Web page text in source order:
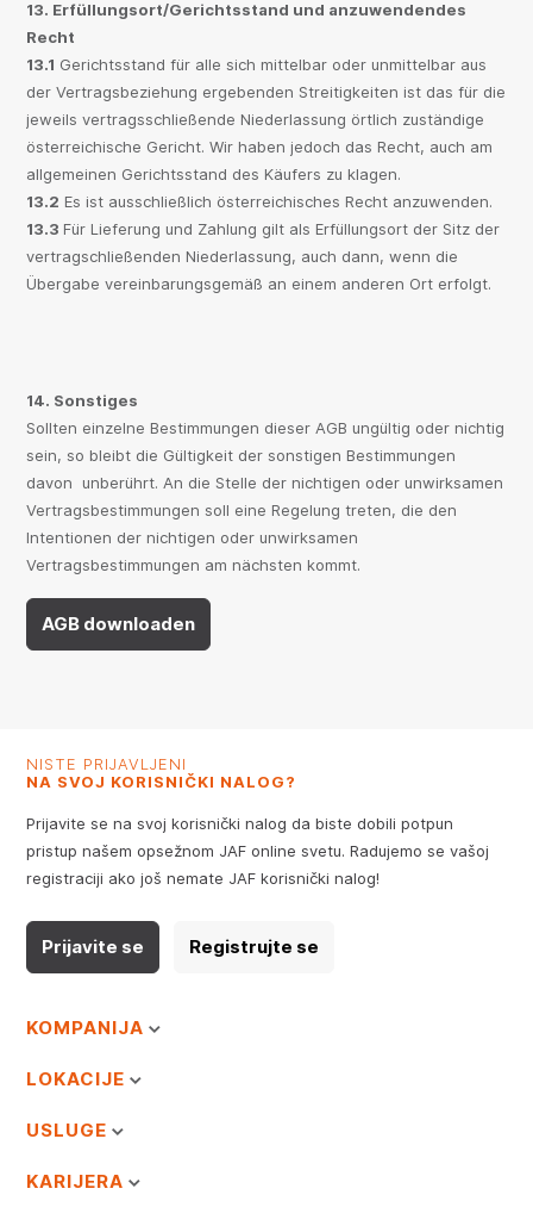
13. Erfüllungsort/Gerichtsstand und anzuwendendes
Recht
13.1 Gerichtsstand für alle sich mittelbar oder unmittelbar aus
der Vertragsbeziehung ergebenden Streitigkeiten ist das für die
jeweils vertragsschließende Niederlassung örtlich zuständige
österreichische Gericht. Wir haben jedoch das Recht, auch am
allgemeinen Gerichtsstand des Käufers zu klagen.
13.2 Es ist ausschließlich österreichisches Recht anzuwenden.
13.3 Für Lieferung und Zahlung gilt als Erfüllungsort der Sitz der
vertragschließenden Niederlassung, auch dann, wenn die
Übergabe vereinbarungsgemäß an einem anderen Ort erfolgt.
14. Sonstiges
Sollten einzelne Bestimmungen dieser AGB ungültig oder nichtig
sein, so bleibt die Gültigkeit der sonstigen Bestimmungen
davon unberührt. An die Stelle der nichtigen oder unwirksamen
Vertragsbestimmungen soll eine Regelung treten, die den
Intentionen der nichtigen oder unwirksamen
Vertragsbestimmungen am nächsten kommt.
AGB downloaden
NISTE PRIJAVLJENI
NA SVOJ KORISNIČKI NALOG?
Prijavite se na svoj korisnički nalog da biste dobili potpun
pristup našem opsežnom JAF online svetu. Radujemo se vašoj
registraciji ako još nemate JAF korisnički nalog!
Prijavite se Registrujte se
KOMPANIJA
LOKACIJE
USLUGE
KARIJERA